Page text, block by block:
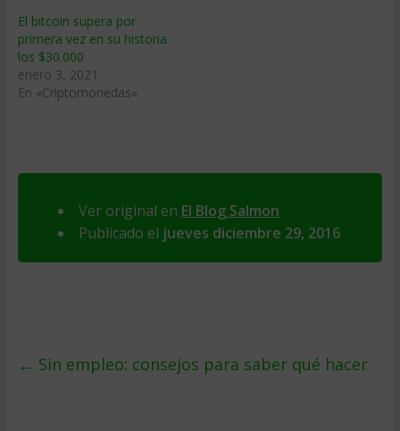
El bitcoin supera por
primera vez en su historia
los $30.000
enero 3, 2021
En «Criptomonedas»
Ver original en El Blog Salmon
Publicado el jueves diciembre 29, 2016
← Sin empleo: consejos para saber qué hacer